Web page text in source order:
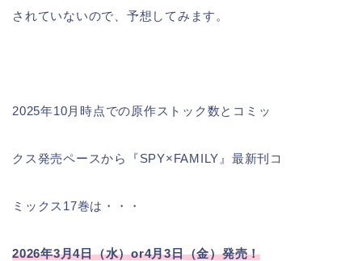
されていないので、予想してみます。
2025年10月時点での原作ストック数とコミッ
クス発売ペースから『SPY×FAMILY』最新刊コ
ミックス17巻は・・・
2026年3月4日（水）or4月3日（金）発売！